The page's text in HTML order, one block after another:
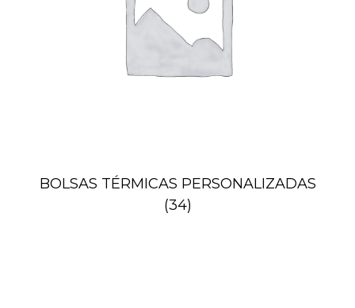
BOLSAS TÉRMICAS PERSONALIZADAS
(34)